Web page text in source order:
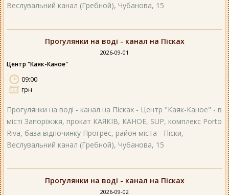
Веслувальний канал (Гребной), Чубанова, 15
Прогулянки на воді - канал на Пісках
2026-09-01
Центр "Каяк-Каное"
09:00
грн
Прогулянки на воді - канал на Пісках - Центр "Каяк-Каное" - в
місті Запоріжжя, прокат КАЯКІВ, КАНОЕ, SUP, комплекс Porto
Riva, база відпочинку Прогрес, район міста - Піски,
Веслувальний канал (Гребной), Чубанова, 15
Прогулянки на воді - канал на Пісках
2026-09-02